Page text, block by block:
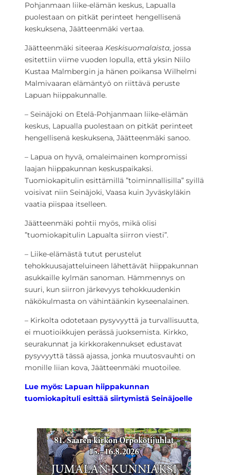
Pohjanmaan liike-elämän keskus, Lapualla
puolestaan on pitkät perinteet hengellisenä
keskuksena, Jäätteenmäki vertaa.
Jäätteenmäki siteeraa Keskisuomalaista, jossa
esitettiin viime vuoden lopulla, että yksin Niilo
Kustaa Malmbergin ja hänen poikansa Wilhelmi
Malmivaaran elämäntyö on riittävä peruste
Lapuan hiippakunnalle.
– Seinäjoki on Etelä-Pohjanmaan liike-elämän
keskus, Lapualla puolestaan on pitkät perinteet
hengellisenä keskuksena, Jäätteenmäki sanoo.
– Lapua on hyvä, omaleimainen kompromissi
laajan hiippakunnan keskuspaikaksi.
Tuomiokapitulin esittämillä ”toiminnallisilla” syillä
voisivat niin Seinäjoki, Vaasa kuin Jyväskyläkin
vaatia piispaa itselleen.
Jäätteenmäki pohtii myös, mikä olisi
”tuomiokapitulin Lapualta siirron viesti”.
– Liike-elämästä tutut perustelut
tehokkuusajatteluineen lähettävät hiippakunnan
asukkaille kylmän sanoman. Hämmennys on
suuri, kun siirron järkevyys tehokkuudenkin
näkökulmasta on vähintäänkin kyseenalainen.
– Kirkolta odotetaan pysyvyyttä ja turvallisuutta,
ei muotioikkujen perässä juoksemista. Kirkko,
seurakunnat ja kirkkorakennukset edustavat
pysyvyyttä tässä ajassa, jonka muutosvauhti on
monille liian kova, Jäätteenmäki muotoilee.
Lue myös: Lapuan hiippakunnan
tuomiokapituli esittää siirtymistä Seinäjoelle